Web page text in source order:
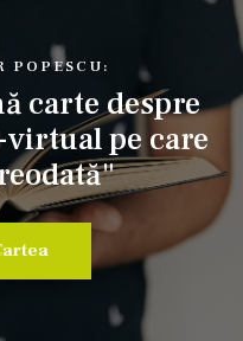
POPESCU:
carte despre
pe care